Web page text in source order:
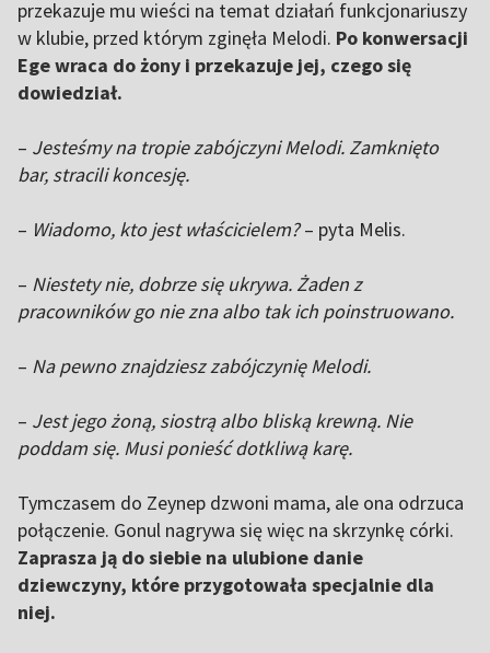
przekazuje mu wieści na temat działań funkcjonariuszy
w klubie, przed którym zginęła Melodi. Po konwersacji
Ege wraca do żony i przekazuje jej, czego się
dowiedział.
– Jesteśmy na tropie zabójczyni Melodi. Zamknięto
bar, stracili koncesję.
– Wiadomo, kto jest właścicielem?– pyta Melis.
– Niestety nie, dobrze się ukrywa. Żaden z
pracowników go nie zna albo tak ich poinstruowano.
– Na pewno znajdziesz zabójczynię Melodi.
– Jest jego żoną, siostrą albo bliską krewną. Nie
poddam się. Musi ponieść dotkliwą karę.
Tymczasem do Zeynep dzwoni mama, ale ona odrzuca
połączenie. Gonul nagrywa się więc na skrzynkę córki.
Zaprasza ją do siebie na ulubione danie
dziewczyny, które przygotowała specjalnie dla
niej.